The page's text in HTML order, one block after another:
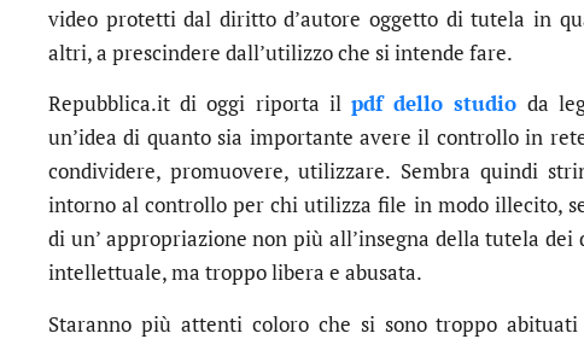
video protetti dal diritto d’autore oggetto di tutela in
altri, a prescindere dall’utilizzo che si intende fare.
Repubblica.it di oggi riporta ilpdf dello studio da
un’idea di quanto sia importante avere il controllo in
condividere, promuovere, utilizzare. Sembra quindi
intorno al controllo per chi utilizza file in modo illecito,
di un’ appropriazione non più all’insegna della tutela
intellettuale, ma troppo libera e abusata.
Staranno più attenti coloro che si sono troppo